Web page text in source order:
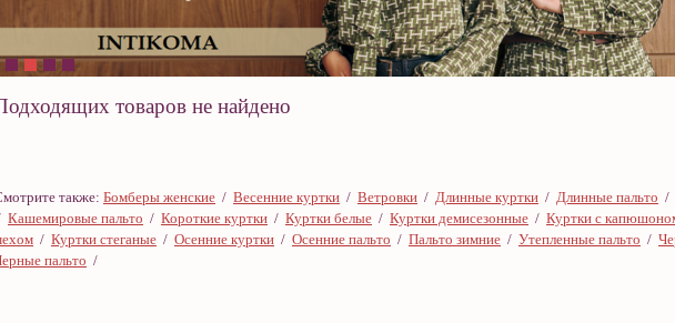
товаров не найдено
также: Бомберы женские / Весенние куртки / Ветровки / Длинные куртки / Длинные пальто /
Кашемировые пальто / Короткие куртки / Куртки белые / Куртки демисезонные / Куртки с
/ Куртки стеганые / Осенние куртки / Осенние пальто / Пальто зимние / Утепленные пальто /
пальто /